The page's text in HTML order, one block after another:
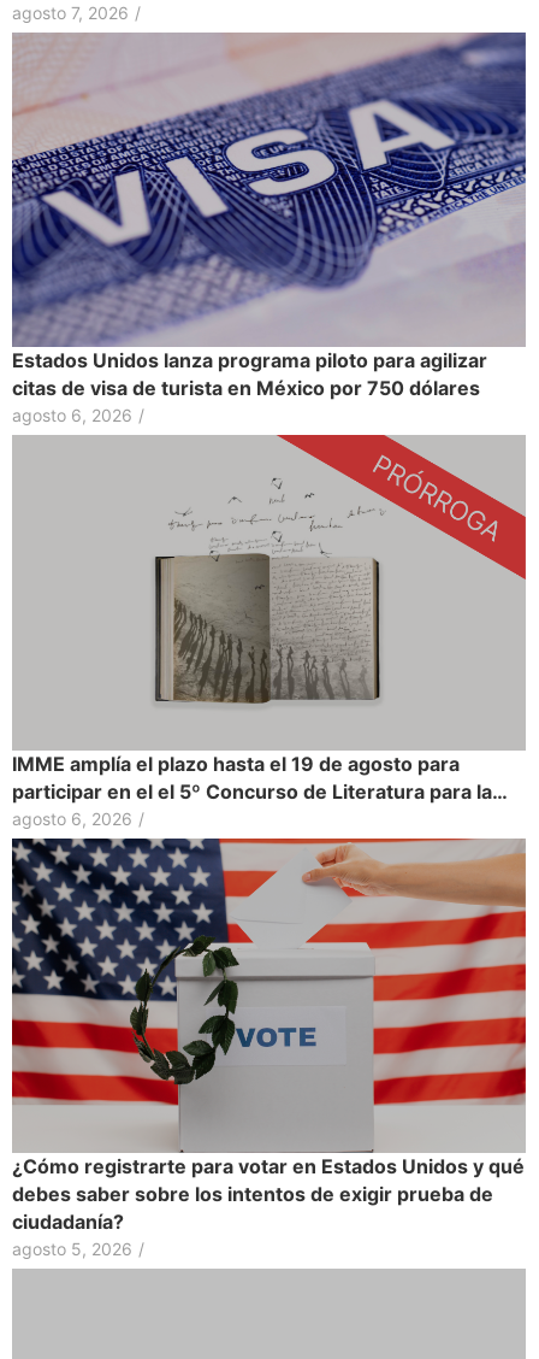
agosto 7, 2026 /
Estados Unidos lanza programa piloto para agilizar
citas de visa de turista en México por 750 dólares
agosto 6, 2026 /
IMME amplía el plazo hasta el 19 de agosto para
participar en el el 5º Concurso de Literatura para la…
agosto 6, 2026 /
¿Cómo registrarte para votar en Estados Unidos y qué
debes saber sobre los intentos de exigir prueba de
ciudadanía?
agosto 5, 2026 /